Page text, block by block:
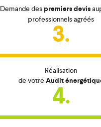
Demande des premiers devis
professionnels agréés
3.
Réalisation
de votre Audit
4.